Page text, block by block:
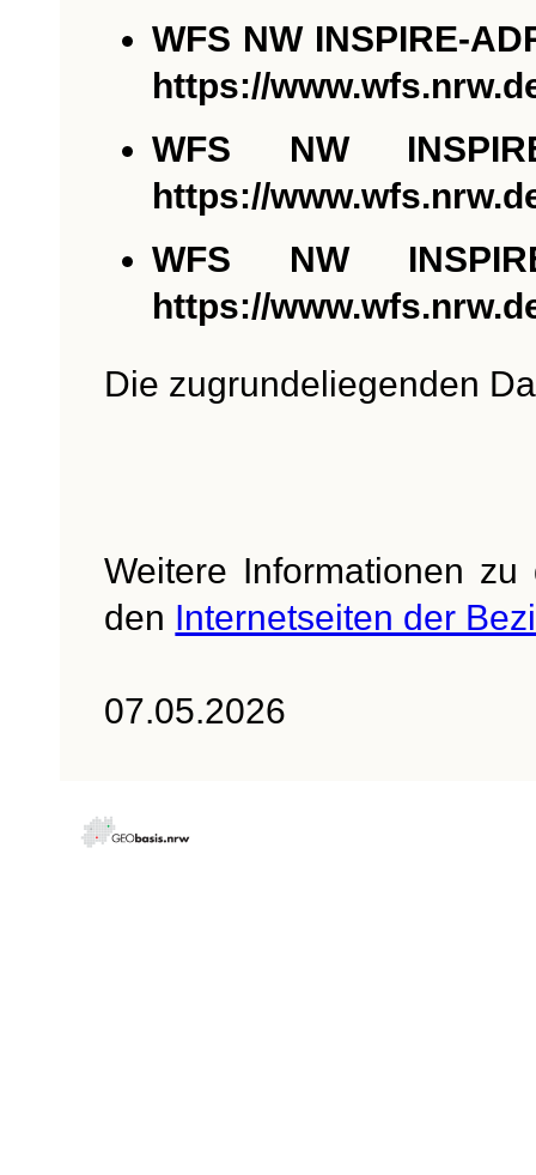
WFS NW INSPIRE-
https://
WFS NW
https://
WFS NW
https://
Die zugrundeliegenden
Weitere Informationen
den Internetseiten der
07.05.2026